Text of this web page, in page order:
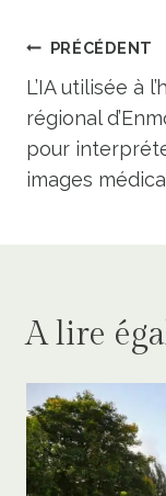
Navigation
de
l’article
PRÉCÉDENT
L’IA utilisée à
régional
pour
images
A lire